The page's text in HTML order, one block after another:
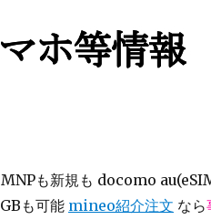
MNPも新規も docomo
も可能 mineo紹介注文 なら